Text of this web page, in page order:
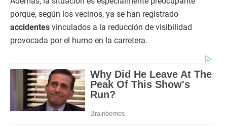
porque, según los vecinos, ya se han registrado
accidentes vinculados a la reducción de visibilidad
provocada por el humo en la carretera.